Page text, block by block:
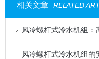
相关文章 RELATED
风冷螺杆式冷水机组：
风冷螺杆式冷水机组的